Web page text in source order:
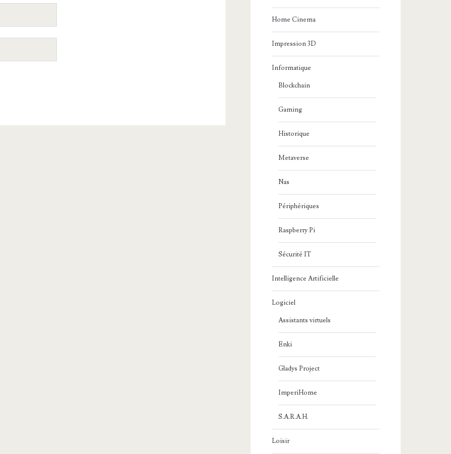
Home Cinema
Impression 3D
Informatique
Blockchain
Gaming
Historique
Metaverse
Nas
Périphériques
Raspberry Pi
Sécurité IT
Intelligence Artificielle
Logiciel
Assistants virtuels
Enki
Gladys Project
ImperiHome
S.A.R.A.H.
Loisir